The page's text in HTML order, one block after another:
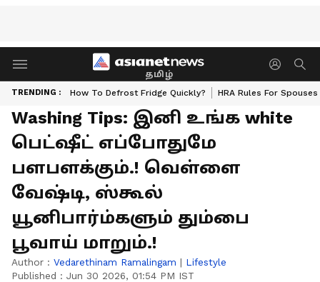
தமிழ்
TRENDING : How To Defrost Fridge Quickly? HRA Rules For Spouses
Washing Tips: இனி உங்க white
பெட்ஷீட் எப்போதுமே
பளபளக்கும்.! வெள்ளை
வேஷ்டி, ஸ்கூல்
யூனிபார்ம்களும் தும்பை
பூவாய் மாறும்.!
Author : Vedarethinam Ramalingam | Lifestyle
Published : Jun 30 2026, 01:54 PM IST